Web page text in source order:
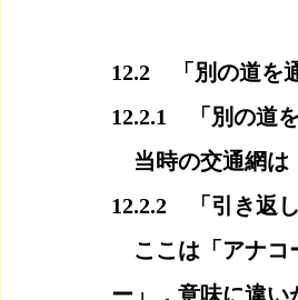
12.2　「別の道
12.2.1　「別の道
当時の交通網は
12.2.2　「引き返し
ここは「アナコ
ー」．意味に違